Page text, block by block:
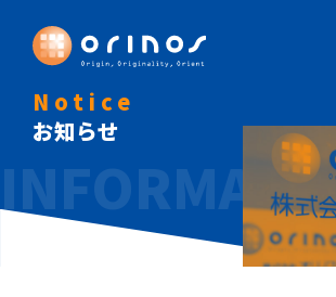
Notice
お知らせ